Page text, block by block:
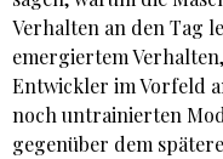
Verhalten an den Tag
emergiertem
Entwickler im Vorfeld
noch untrainierten
gegenüber dem